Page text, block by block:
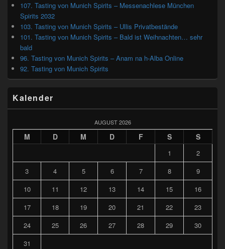
107. Tasting von Munich Spirits – Messenachlese München
Spirits 2032
103. Tasting von Munich Spirits – Ullis Privatbestände
101. Tasting von Munich Spirits – Bald ist Weihnachten… sehr
bald
96. Tasting von Munich Spirits – Anam na h-Alba Online
92. Tasting von Munich Spirits
Kalender
AUGUST 2026
M D M D F S S
1
2
3
4 5 6 7 8
9
10
11 12 13 14 15
16
17
18 19 20 21 22
23
24
25 26 27 28 29
30
31